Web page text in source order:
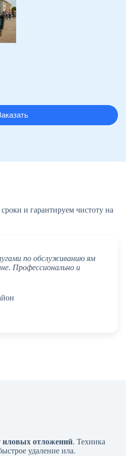
и гарантируем чистоту на
по обслуживанию ям
Профессионально и
иловых отложений. Техника
удаление ила.